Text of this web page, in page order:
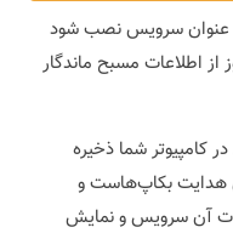
عنوان سرویس نصب شود
اطلاعات مسبح ماندگار
کامپیوتر شما ذخیره
بکاپ‌هاست و
آن سرویس و نمایش